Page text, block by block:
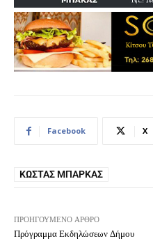
Facebook X
ΚΏΣΤΑΣ ΜΠΆΡΚΑΣ
ΠΡΟΗΓΟΎΜΕΝΟ ΆΡΘΡΟ
Πρόγραμμα Εκδηλώσεων Δήμου